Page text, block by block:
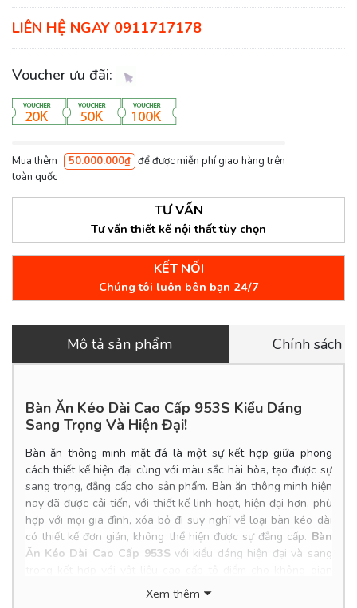
LIÊN HỆ NGAY 0911717178
Voucher ưu đãi:
Mua thêm 50.000.000₫ để được miễn phí giao hàng trên
toàn quốc
TƯ VẤN
Tư vấn thiết kế nội thất tùy chọn
KẾT NỐI
Chúng tôi luôn bên bạn 24/7
Mô tả sản phẩm Chính sách
Bàn Ăn Kéo Dài Cao Cấp 953S Kiểu Dáng
Sang Trọng Và Hiện Đại!
Bàn ăn thông minh mặt đá là một sự kết hợp giữa phong
cách thiết kế hiện đại cùng với màu sắc hài hòa, tạo được sự
sang trọng, đẳng cấp cho sản phẩm. Bàn ăn thông minh hiện
nay đã được cải tiến, với thiết kế linh hoạt, hiện đại hơn, phù
hợp với mọi gia đình, xóa bỏ đi suy nghĩ về loại bàn kéo dài
có thiết kế đơn giản, không thể hiện được sự đẳng cấp. Bàn
Ăn Kéo Dài Cao Cấp 953Svới kiểu dáng hiện đại và sang
phòng bếp của bạn thêm phần nổi bật.
Xem thêm